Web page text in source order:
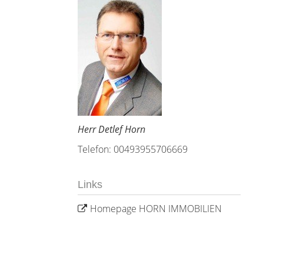
Herr Detlef Horn
Telefon: 00493955706669
Links
Homepage HORN IMMOBILIEN